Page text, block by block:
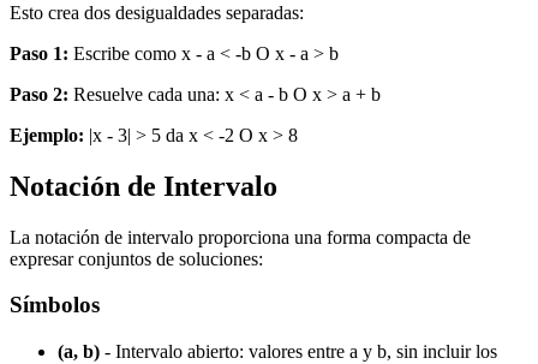
Esto crea dos desigualdades separadas:
Paso 1: Escribe como x - a < -b O x - a > b
Paso 2: Resuelve cada una: x < a - b O x > a + b
Ejemplo: |x - 3| > 5 da x < -2 O x > 8
Notación de Intervalo
La notación de intervalo proporciona una forma compacta de
expresar conjuntos de soluciones:
Símbolos
(a, b) - Intervalo abierto: valores entre a y b, sin incluir los